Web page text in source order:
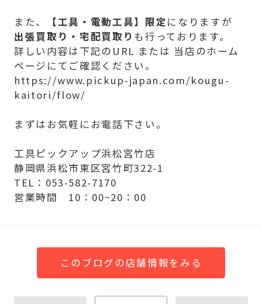
また、 【工具・電動工具】限定になりますが
出張買取り・宅配買取り も行っております。
詳しい内容は下記のURL または 当店のホーム
ページにてご確認ください。
https://www.pickup-japan.com/kougu-
kaitori/flow/
まずはお気軽にお電話下さい。
工具ピックアップ浜松宮竹店
静岡県浜松市東区宮竹町322-1
TEL：053-582-7170
営業時間 10：00~20：00
このブログの店舗情報をみる